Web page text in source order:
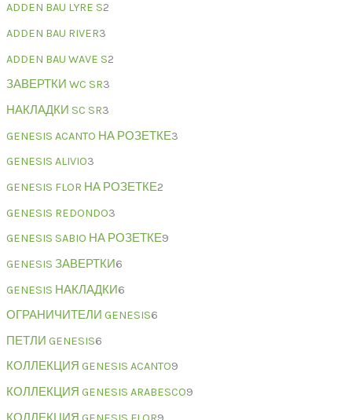
ADDEN BAU LYRE S2
ADDEN BAU RIVER3
ADDEN BAU WAVE S2
ЗАВЕРТКИ WC SR3
НАКЛАДКИ SC SR3
GENESIS ACANTO НА РОЗЕТКЕ3
GENESIS ALIVIO3
GENESIS FLOR НА РОЗЕТКЕ2
GENESIS REDONDO3
GENESIS SABIO НА РОЗЕТКЕ9
GENESIS ЗАВЕРТКИ6
GENESIS НАКЛАДКИ6
ОГРАНИЧИТЕЛИ GENESIS6
ПЕТЛИ GENESIS6
КОЛЛЕКЦИЯ GENESIS ACANTO9
КОЛЛЕКЦИЯ GENESIS ARABESCO9